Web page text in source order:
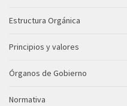
Estructura Orgánica
Principios y valores
Órganos de Gobierno
Normativa